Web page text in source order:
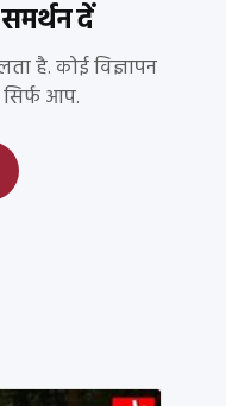
दें
है. कोई विज्ञापन
सिर्फ आप.